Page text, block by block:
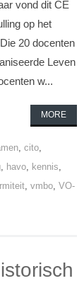
vond dit CE
op het
20 docenten
Leven
w...
MORE
, cito,
, havo, kennis,
, vmbo, VO-